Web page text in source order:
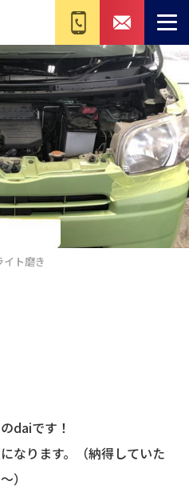
イト磨き
daiです！
なります。（納得していた
）